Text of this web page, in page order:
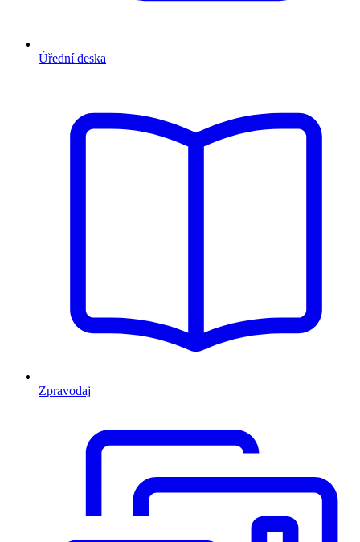
Úřední deska
Zpravodaj